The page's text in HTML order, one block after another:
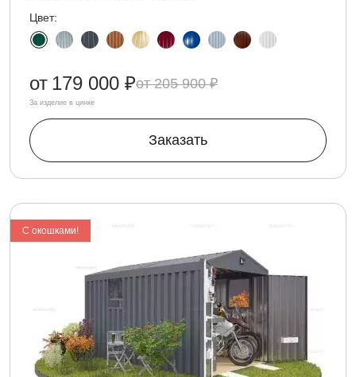
Цвет:
205 900 ₽
от 179 000 ₽
За изделие в цинке
Заказать
С окошками!